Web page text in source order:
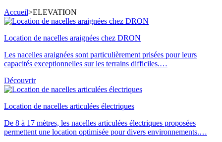
Accueil>ELEVATION
Location de nacelles araignées chez DRON
Les nacelles araignées sont particulièrement prisées pour leurs
capacités exceptionnelles sur les terrains difficiles.…
Découvrir
Location de nacelles articulées électriques
De 8 à 17 mètres, les nacelles articulées électriques proposées
permettent une location optimisée pour divers environnements.…